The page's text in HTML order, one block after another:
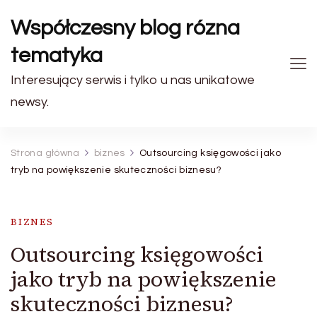
Współczesny blog rózna
tematyka
Interesujący serwis i tylko u nas unikatowe
newsy.
Strona główna biznes
Outsourcing księgowości jako
tryb na powiększenie skuteczności biznesu?
BIZNES
Outsourcing księgowości
jako tryb na powiększenie
skuteczności biznesu?